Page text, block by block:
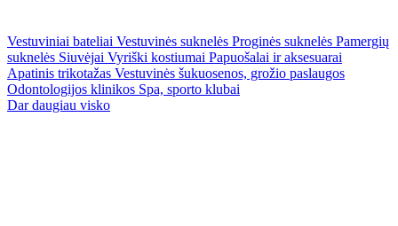
Vestuviniai bateliai Vestuvinės suknelės Proginės suknelės Pamergių
suknelės Siuvėjai Vyriški kostiumai Papuošalai ir aksesuarai
Apatinis trikotažas Vestuvinės šukuosenos, grožio paslaugos
Odontologijos klinikos Spa, sporto klubai
Dar daugiau visko